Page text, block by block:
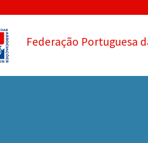
Federação Portuguesa